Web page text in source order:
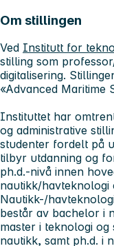
Om stillingen
Ved Institutt for
stilling som
digitalisering.
«Advanced Maritime
Instituttet har
og administrative
studenter fordelt på
tilbyr utdanning og
ph.d.-nivå innen
nautikk/havteknologi
Nautikk-/
består av bachelor i
master i teknologi og
nautikk, samt ph.d. i